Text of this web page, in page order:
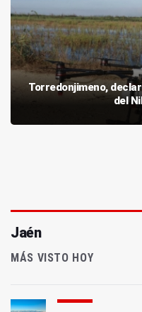
Torredonjimeno,
del
Jaén
MÁS VISTO HOY